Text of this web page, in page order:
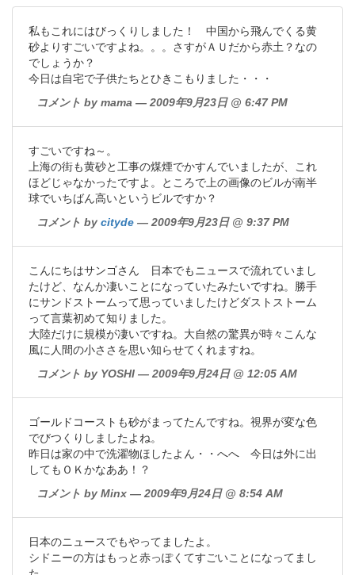
私もこれにはびっくりしました！ 中国から飛んでくる黄
砂よりすごいですよね。。。さすがＡＵだから赤土？なの
でしょうか？
今日は自宅で子供たちとひきこもりました・・・
コメント by mama — 2009年9月23日 @ 6:47 PM
すごいですね～。
上海の街も黄砂と工事の煤煙でかすんでいましたが、これ
ほどじゃなかったですよ。ところで上の画像のビルが南半
球でいちばん高いというビルですか？
コメント by cityde — 2009年9月23日 @ 9:37 PM
こんにちはサンゴさん 日本でもニュースで流れていまし
たけど、なんか凄いことになっていたみたいですね。勝手
にサンドストームって思っていましたけどダストストーム
って言葉初めて知りました。
大陸だけに規模が凄いですね。大自然の驚異が時々こんな
風に人間の小ささを思い知らせてくれますね。
コメント by YOSHI — 2009年9月24日 @ 12:05 AM
ゴールドコーストも砂がまってたんですね。視界が変な色
でびつくりしましたよね。
昨日は家の中で洗濯物ほしたよん・・へへ 今日は外に出
してもＯＫかなああ！？
コメント by Minx — 2009年9月24日 @ 8:54 AM
日本のニュースでもやってましたよ。
シドニーの方はもっと赤っぽくてすごいことになってまし